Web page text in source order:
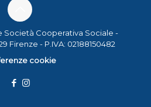
Società Cooperativa Sociale -
Firenze - P.IVA: 02188150482
cookie